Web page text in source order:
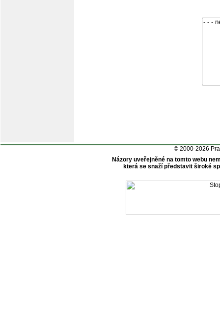
© 2000-2026
Názory uveřejněné na tomto webu
která se snaží představit široké